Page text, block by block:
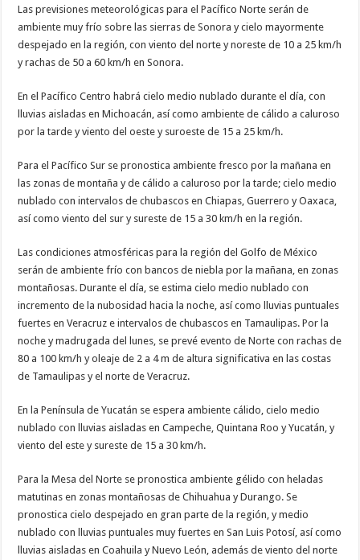
Las previsiones meteorológicas para el Pacífico Norte serán de
ambiente muy frío sobre las sierras de Sonora y cielo mayormente
despejado en la región, con viento del norte y noreste de 10 a 25 km/h
y rachas de 50 a 60 km/h en Sonora.
En el Pacífico Centro habrá cielo medio nublado durante el día, con
lluvias aisladas en Michoacán, así como ambiente de cálido a caluroso
por la tarde y viento del oeste y suroeste de 15 a 25 km/h.
Para el Pacífico Sur se pronostica ambiente fresco por la mañana en
las zonas de montaña y de cálido a caluroso por la tarde; cielo medio
nublado con intervalos de chubascos en Chiapas, Guerrero y Oaxaca,
así como viento del sur y sureste de 15 a 30 km/h en la región.
Las condiciones atmosféricas para la región del Golfo de México
serán de ambiente frío con bancos de niebla por la mañana, en zonas
montañosas. Durante el día, se estima cielo medio nublado con
incremento de la nubosidad hacia la noche, así como lluvias puntuales
fuertes en Veracruz e intervalos de chubascos en Tamaulipas. Por la
noche y madrugada del lunes, se prevé evento de Norte con rachas de
80 a 100 km/h y oleaje de 2 a 4 m de altura significativa en las costas
de Tamaulipas y el norte de Veracruz.
En la Península de Yucatán se espera ambiente cálido, cielo medio
nublado con lluvias aisladas en Campeche, Quintana Roo y Yucatán, y
viento del este y sureste de 15 a 30 km/h.
Para la Mesa del Norte se pronostica ambiente gélido con heladas
matutinas en zonas montañosas de Chihuahua y Durango. Se
pronostica cielo despejado en gran parte de la región, y medio
nublado con lluvias puntuales muy fuertes en San Luis Potosí, así como
lluvias aisladas en Coahuila y Nuevo León, además de viento del norte